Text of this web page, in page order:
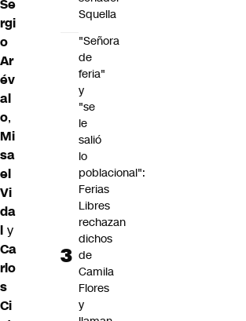
Se
rgi
o
Ar
év
al
o,
Mi
sa
el
Vi
da
l y
Ca
rlo
s
Ci
Squella
"Señora
de
feria"
y
"se
le
salió
lo
poblacional":
Ferias
Libres
rechazan
dichos
de
Camila
Flores
y